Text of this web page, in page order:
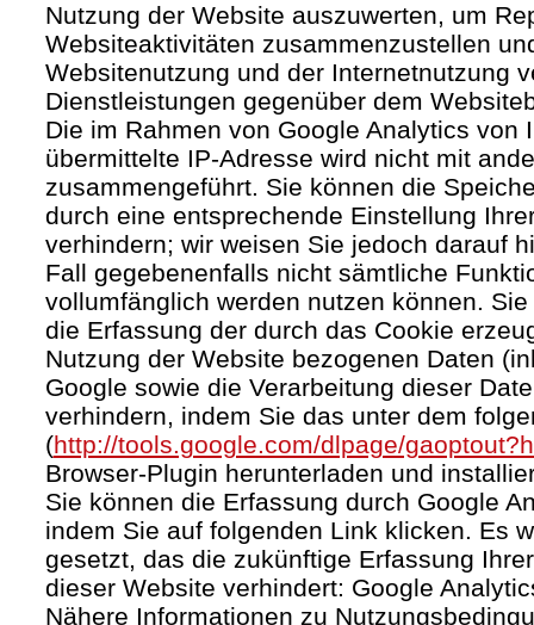
Nutzung der Website auszuwerten, um
Websiteaktivitäten zusammenzustellen
Websitenutzung und der Internetnutzung
Dienstleistungen gegenüber dem
Die im Rahmen von Google Analytics von
übermittelte IP-Adresse wird nicht mit
zusammengeführt. Sie können die
durch eine entsprechende Einstellung
verhindern; wir weisen Sie jedoch darauf
Fall gegebenenfalls nicht sämtliche
vollumfänglich werden nutzen können.
die Erfassung der durch das Cookie
Nutzung der Website bezogenen Daten
Google sowie die Verarbeitung dieser
verhindern, indem Sie das unter dem
(http://tools.google.com/dlpage/
Browser-Plugin herunterladen und
Sie können die Erfassung durch Google
indem Sie auf folgenden Link klicken. Es
gesetzt, das die zukünftige Erfassung
dieser Website verhindert: Google
Nähere Informationen zu